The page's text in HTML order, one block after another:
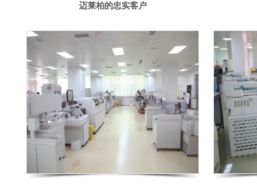
迈莱柏的忠实客户